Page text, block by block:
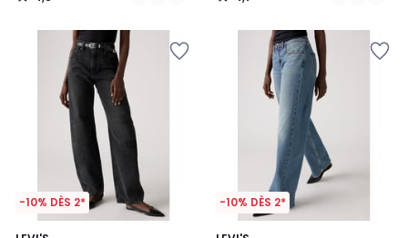
-10% DÈS 2* -10% DÈS 2*